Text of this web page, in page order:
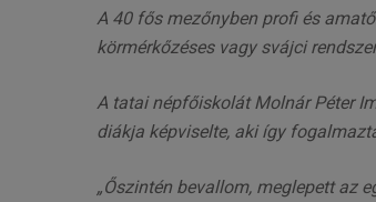
A 40 fős mezőnyben profi és
körmérkőzéses vagy svájci
A tatai népfőiskolát Molnár Péter
diákja képviselte, aki így
„Őszintén bevallom, meglepett az